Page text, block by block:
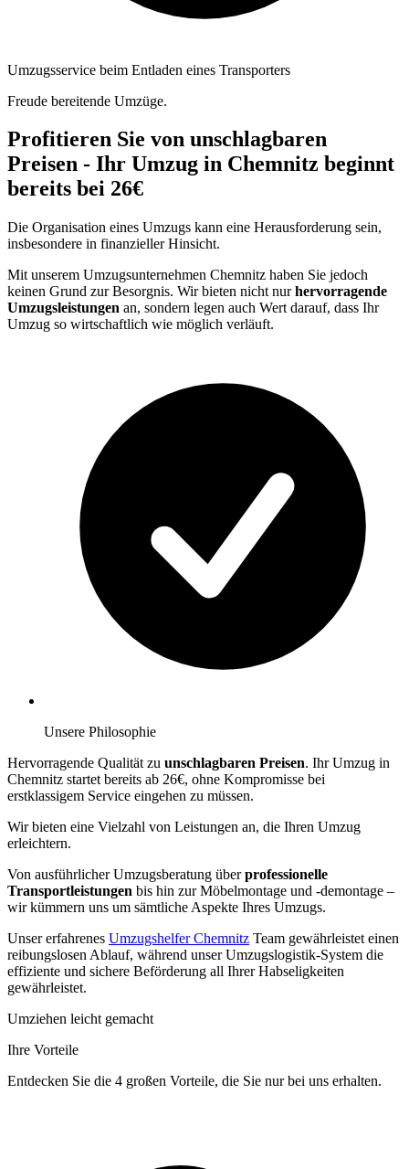
Umzugsservice beim Entladen eines Transporters
Freude bereitende Umzüge.
Profitieren Sie von unschlagbaren
Preisen - Ihr Umzug in Chemnitz beginnt
bereits bei 26€
Die Organisation eines Umzugs kann eine Herausforderung sein,
insbesondere in finanzieller Hinsicht.
Mit unserem Umzugsunternehmen Chemnitz haben Sie jedoch
keinen Grund zur Besorgnis. Wir bieten nicht nurhervorragende
Umzugsleistungen an, sondern legen auch Wert darauf, dass Ihr
Umzug so wirtschaftlich wie möglich verläuft.
Unsere Philosophie
Hervorragende Qualität zu unschlagbaren Preisen. Ihr Umzug in
Chemnitz startet bereits ab 26€, ohne Kompromisse bei
erstklassigem Service eingehen zu müssen.
Wir bieten eine Vielzahl von Leistungen an, die Ihren Umzug
erleichtern.
Von ausführlicher Umzugsberatung überprofessionelle
Transportleistungen bis hin zur Möbelmontage und -demontage –
wir kümmern uns um sämtliche Aspekte Ihres Umzugs.
Unser erfahrenes Umzugshelfer Chemnitz Team gewährleistet einen
reibungslosen Ablauf, während unser Umzugslogistik-System die
effiziente und sichere Beförderung all Ihrer Habseligkeiten
gewährleistet.
Umziehen leicht gemacht
Ihre Vorteile
Entdecken Sie die 4 großen Vorteile, die Sie nur bei uns erhalten.